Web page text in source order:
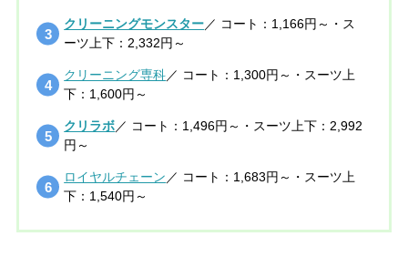
クリーニングモンスター／ コート：1,166円～・ス
ーツ上下：2,332円～
クリーニング専科／ コート：1,300円～・スーツ上
下：1,600円～
クリラボ／ コート：1,496円～・スーツ上下：2,992
円～
ロイヤルチェーン ／ コート：1,683円～・スーツ上
下：1,540円～